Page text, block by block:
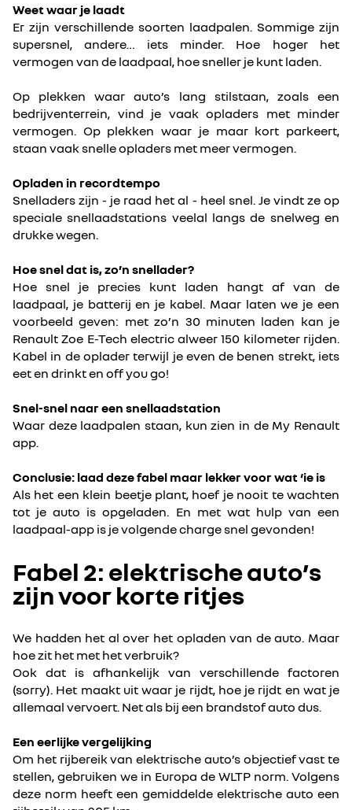
Weet waar je laadt
Er zijn verschillende soorten laadpalen. Sommige zijn
supersnel, andere… iets minder. Hoe hoger het
vermogen van de laadpaal, hoe sneller je kunt laden.
Op plekken waar auto’s lang stilstaan, zoals een
bedrijventerrein, vind je vaak opladers met minder
vermogen. Op plekken waar je maar kort parkeert,
staan vaak snelle opladers met meer vermogen.
Opladen in recordtempo
Snelladers zijn - je raad het al - heel snel. Je vindt ze op
speciale snellaadstations veelal langs de snelweg en
drukke wegen.
Hoe snel dat is, zo’n snellader?
Hoe snel je precies kunt laden hangt af van de
laadpaal, je batterij en je kabel. Maar laten we je een
voorbeeld geven: met zo’n 30 minuten laden kan je
Renault Zoe E-Tech electric alweer 150 kilometer rijden.
Kabel in de oplader terwijl je even de benen strekt, iets
eet en drinkt en off you go!
Snel-snel naar een snellaadstation
Waar deze laadpalen staan, kun zien in de My Renault
app.
Conclusie: laad deze fabel maar lekker voor wat ‘ie is
Als het een klein beetje plant, hoef je nooit te wachten
tot je auto is opgeladen. En met wat hulp van een
laadpaal-app is je volgende charge snel gevonden!
Fabel 2: elektrische auto’s
zijn voor korte ritjes
We hadden het al over het opladen van de auto. Maar
hoe zit het met het verbruik?
Ook dat is afhankelijk van verschillende factoren
(sorry). Het maakt uit waar je rijdt, hoe je rijdt en wat je
allemaal vervoert. Net als bij een brandstof auto dus.
Een eerlijke vergelijking
Om het rijbereik van elektrische auto’s objectief vast te
stellen, gebruiken we in Europa de WLTP norm. Volgens
deze norm heeft een gemiddelde elektrische auto een